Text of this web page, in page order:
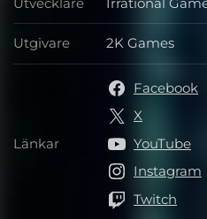
Utvecklare
Utgivare Utgivare
2K Games
Länkar Länkar
Facebook
X
YouTube
Instagram
Twitch